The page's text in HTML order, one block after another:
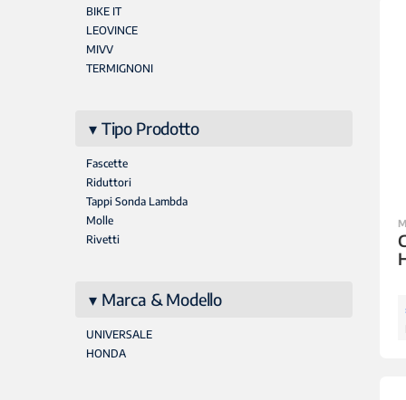
BIKE IT
LEOVINCE
MIVV
TERMIGNONI
Tipo Prodotto
Fascette
Riduttori
Tappi Sonda Lambda
Molle
Rivetti
Marca & Modello
UNIVERSALE
HONDA